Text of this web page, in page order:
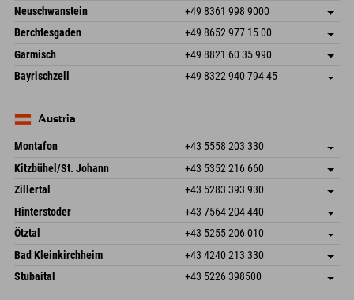
An der Breitach 3
87538 Fischen I. Allgäu
Germania
Salva indirizzo
Informazioni sull'arrivo
Prenotazione
Neuschwanstein +49 8361 998 9000
An der Riese 45
87484 Nesselwang im Allgäu
Germania
Salva indirizzo
Prenotazione
Berchtesgaden +49 8652 977 15 00
Hofreitstr. 7
83471 Schönau am Königssee
Germania
Salva indirizzo
Informazioni sull'arrivo
Prenotazione
Garmisch +49 8821 60 35 990
Frickenstraße 22
82490 Farchant
Salva indirizzo
Bayrischzell +49 8322 940 794 45
Germania
Austria
Montafon +43 5558 203 330
Dorfstr. 127b
6793 Gaschurn/Montafon
Austria
Salva indirizzo
Informazioni sull'arrivo
Prenotazione
Kitzbühel/St. Johann +43 5352 216 660
Speckbacherstraße 87
Austria
Salva indirizzo
Prenotazione
Zillertal +43 5283 393 930
Schmiedau 2
6272 Kaltenbach im Zillertal
Austria
Salva indirizzo
Informazioni sull'arrivo
Prenotazione
Hinterstoder +43 7564 204 440
Freizeitpark 10
Austria
Salva indirizzo
Prenotazione
Ötztal +43 5255 206 010
Gscheat 14
6441 Umhausen
Austria
Salva indirizzo
Informazioni sull'arrivo
Prenotazione
Bad Kleinkirchheim +43 4240 213 330
Dorfstraße 24
Salva indirizzo
Stubaital +43 5226 398500